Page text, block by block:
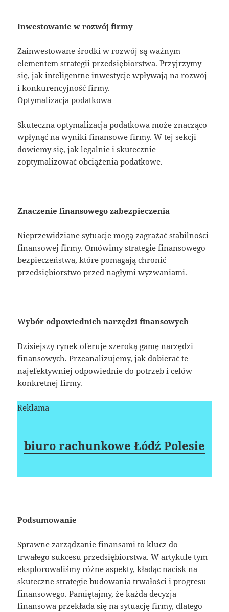
Inwestowanie w rozwój firmy
Zainwestowane środki w rozwój są ważnym
elementem strategii przedsiębiorstwa. Przyjrzymy
się, jak inteligentne inwestycje wpływają na rozwój
i konkurencyjność firmy.
Optymalizacja podatkowa
Skuteczna optymalizacja podatkowa może znacząco
wpłynąć na wyniki finansowe firmy. W tej sekcji
dowiemy się, jak legalnie i skutecznie
zoptymalizować obciążenia podatkowe.
Znaczenie finansowego zabezpieczenia
Nieprzewidziane sytuacje mogą zagrażać stabilności
finansowej firmy. Omówimy strategie finansowego
bezpieczeństwa, które pomagają chronić
przedsiębiorstwo przed nagłymi wyzwaniami.
Wybór odpowiednich narzędzi finansowych
Dzisiejszy rynek oferuje szeroką gamę narzędzi
finansowych. Przeanalizujemy, jak dobierać te
najefektywniej odpowiednie do potrzeb i celów
konkretnej firmy.
Reklama
biuro rachunkowe Łódź Polesie
Podsumowanie
Sprawne zarządzanie finansami to klucz do
trwałego sukcesu przedsiębiorstwa. W artykule tym
eksplorowaliśmy różne aspekty, kładąc nacisk na
skuteczne strategie budowania trwałości i progresu
finansowego. Pamiętajmy, że każda decyzja
finansowa przekłada się na sytuację firmy, dlatego